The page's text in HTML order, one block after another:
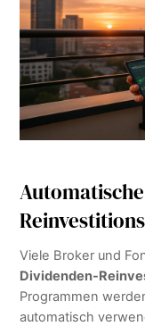
Automatische
Viele Broker und
Dividenden-
Programmen
automatisch